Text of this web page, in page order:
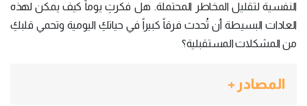
النفسية لتقليل المخاطر المحتملة. هل فكرتِ يوماً كيف يمكن لهذه
العادات البسيطة أن تُحدث فرقاً كبيراً في حياتكِ اليومية وتحمي قلبكِ
من المشكلات المستقبلية؟
المصادر +